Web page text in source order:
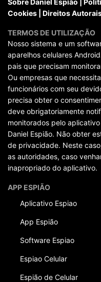
Cookies
Direitos
TERMOS DE UTILIZAÇÃO
Nosso sistema e um
aparelhos celulares
pais que precisam
Ou empresas que
funcionários com seu
precisa obter o
deve obrigatoriamente
monitorados pelo
Daniel Espião. Não obter
de privacidade. Neste
as autoridades, caso
inapropriado do aplicativo.
APP ESPIÃO
Aplicativo Espiao
App Espião
Software Espiao
Espiao Celular
Espião de Celular